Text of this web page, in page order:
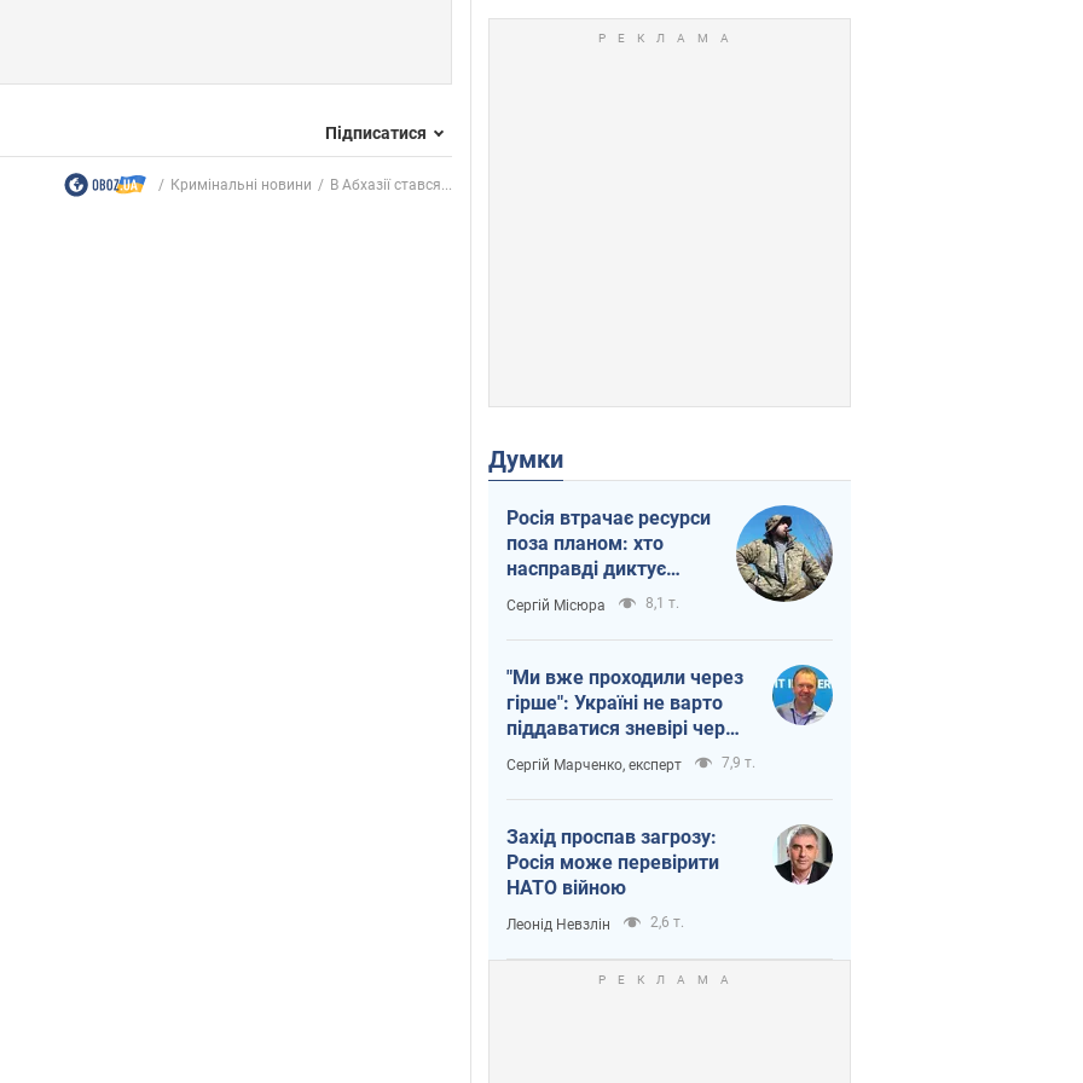
Підписатися
Кримінальні новини В Абхазії стався...
Думки
Росія втрачає ресурси
поза планом: хто
насправді диктує
темп війни
Сергій Місюра 8,1 т.
"Ми вже проходили через
гірше": Україні не варто
піддаватися зневірі через
ракетний терор
Сергій Марченко, експерт 7,9 т.
Захід проспав загрозу:
Росія може перевірити
НАТО війною
Леонід Невзлін 2,6 т.